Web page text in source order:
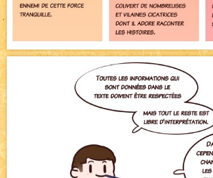
Cool House Party !! 4